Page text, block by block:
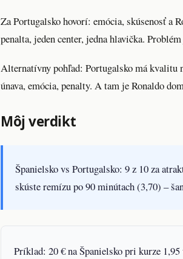
Za Portugalsko hovorí: emócia, skúsenosť a
penalta, jeden center, jedna hlavička.
Alternatívny pohľad: Portugalsko má kvalitu
únava, emócia, penalty. A tam je Ronaldo
Môj verdikt
Španielsko vs Portugalsko: 9 z 10 za
skúste remízu po 90 minútach (3,70) –
Príklad: 20 € na Španielsko pri kurze